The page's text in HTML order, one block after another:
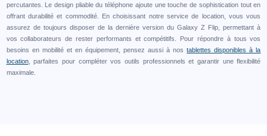
percutantes. Le design pliable du téléphone ajoute une touche de sophistication tout en
offrant durabilité et commodité. En choisissant notre service de location, vous vous
assurez de toujours disposer de la dernière version du Galaxy Z Flip, permettant à
vos collaborateurs de rester performants et compétitifs. Pour répondre à tous vos
besoins en mobilité et en équipement, pensez aussi à nostablettes disponibles à la
location, parfaites pour compléter vos outils professionnels et garantir une flexibilité
maximale.